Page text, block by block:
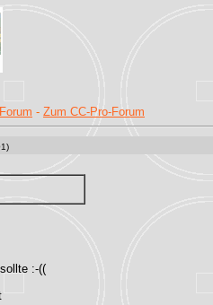
- Zum CC-Pro-Forum
:-((